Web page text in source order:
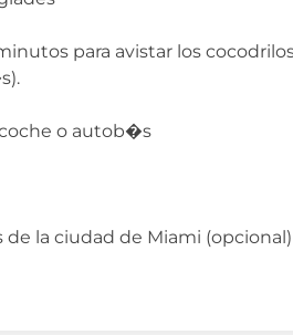
para avistar los
o autob�s
la ciudad de Miami (opcional)